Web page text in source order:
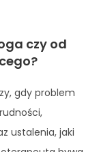
czy od
gdy problem
ustalenia, jaki